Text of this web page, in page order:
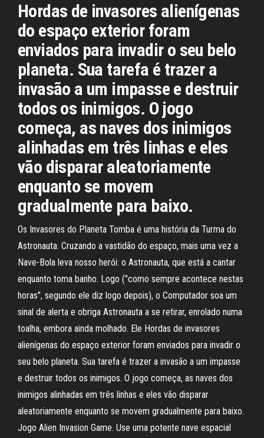
Hordas de invasores alienígenas
do espaço exterior foram
enviados para invadir o seu belo
planeta. Sua tarefa é trazer a
invasão a um impasse e destruir
todos os inimigos. O jogo
começa, as naves dos inimigos
alinhadas em três linhas e eles
vão disparar aleatoriamente
enquanto se movem
gradualmente para baixo.
Os Invasores do Planeta Tomba é uma história da Turma do
Astronauta. Cruzando a vastidão do espaço, mais uma vez a
Nave-Bola leva nosso herói: o Astronauta, que está a cantar
enquanto toma banho. Logo ("como sempre acontece nestas
horas", segundo ele diz logo depois), o Computador soa um
sinal de alerta e obriga Astronauta a se retirar, enrolado numa
toalha, embora ainda molhado. Ele Hordas de invasores
alienígenas do espaço exterior foram enviados para invadir o
seu belo planeta. Sua tarefa é trazer a invasão a um impasse
e destruir todos os inimigos. O jogo começa, as naves dos
inimigos alinhadas em três linhas e eles vão disparar
aleatoriamente enquanto se movem gradualmente para baixo.
Jogo Alien Invasion Game. Use uma potente nave espacial